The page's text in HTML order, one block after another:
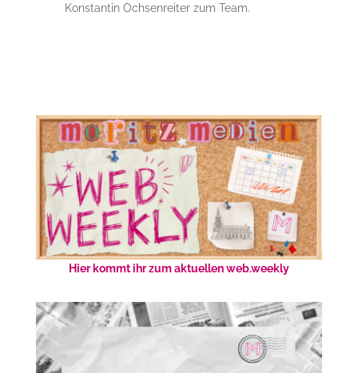
Konstantin Ochsenreiter zum Team.
Hier kommt ihr zum aktuellen web.weekly